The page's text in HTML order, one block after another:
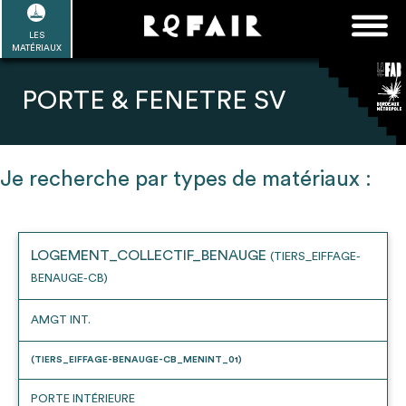
Passer
contenu
LES
MATÉRIAUX
EN SAVOIR PLUS
FAQ
Rechercher :
Refair mode d'emploi
1
Une fois connnecté, Télécharger les
PORTE & FENETRE SV
Je recherche par types de matériaux :
LOGEMENT_COLLECTIF_BENAUGE (TIERS_EIFFAGE-
BENAUGE-CB)
AMGT INT.
(TIERS_EIFFAGE-BENAUGE-CB_MENINT_01)
PORTE INTÉRIEURE